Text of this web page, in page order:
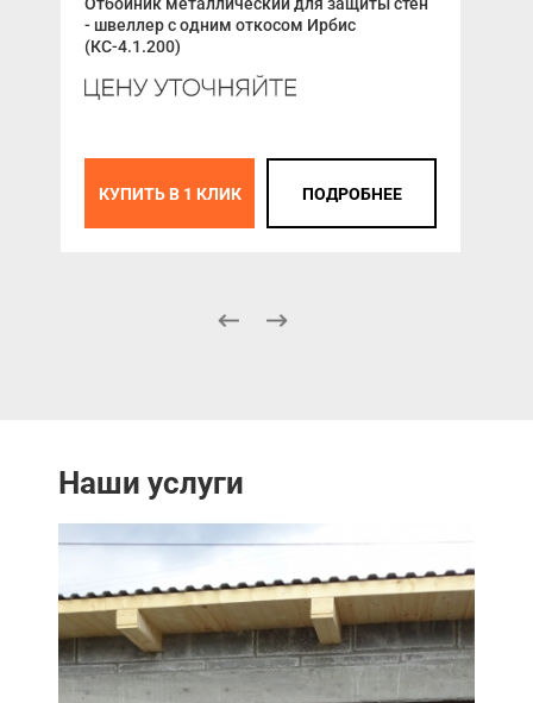
- швеллер с одним откосом Ирбис
(КС-4.1.200)
КУПИТЬ В 1 КЛИК ПОДРОБНЕЕ
Наши услуги